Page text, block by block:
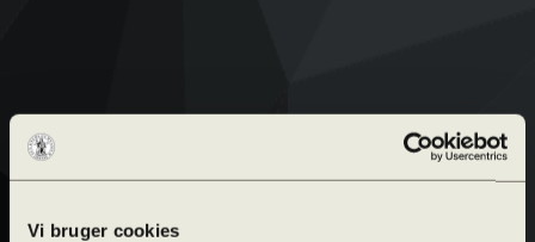
Vi bruger cookies